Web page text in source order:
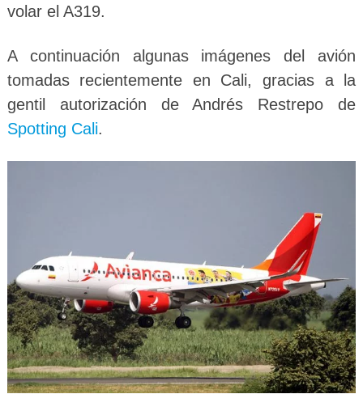
volar el A319.
A continuación algunas imágenes del avión
tomadas recientemente en Cali, gracias a la
gentil autorización de Andrés Restrepo de
Spotting Cali.